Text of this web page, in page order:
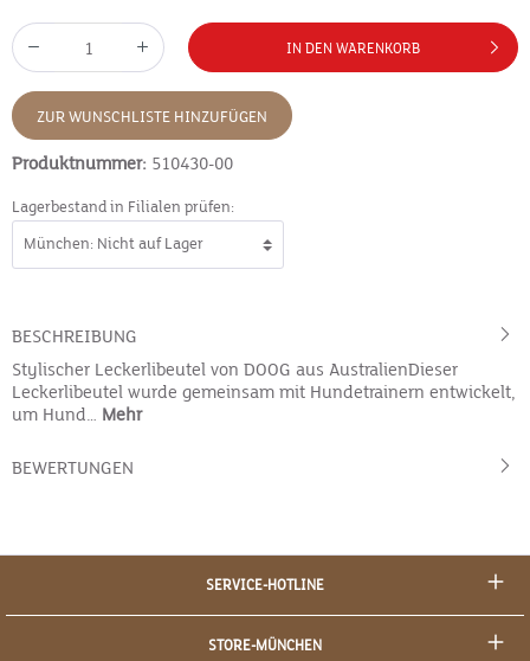
IN DEN WARENKORB
ZUR WUNSCHLISTE HINZUFÜGEN
Produktnummer: 510430-00
Lagerbestand in Filialen prüfen:
BESCHREIBUNG
Stylischer Leckerlibeutel von DOOG aus AustralienDieser
Leckerlibeutel wurde gemeinsam mit Hundetrainern entwickelt,
um Hund… Mehr
BEWERTUNGEN
SERVICE-HOTLINE
STORE-MÜNCHEN